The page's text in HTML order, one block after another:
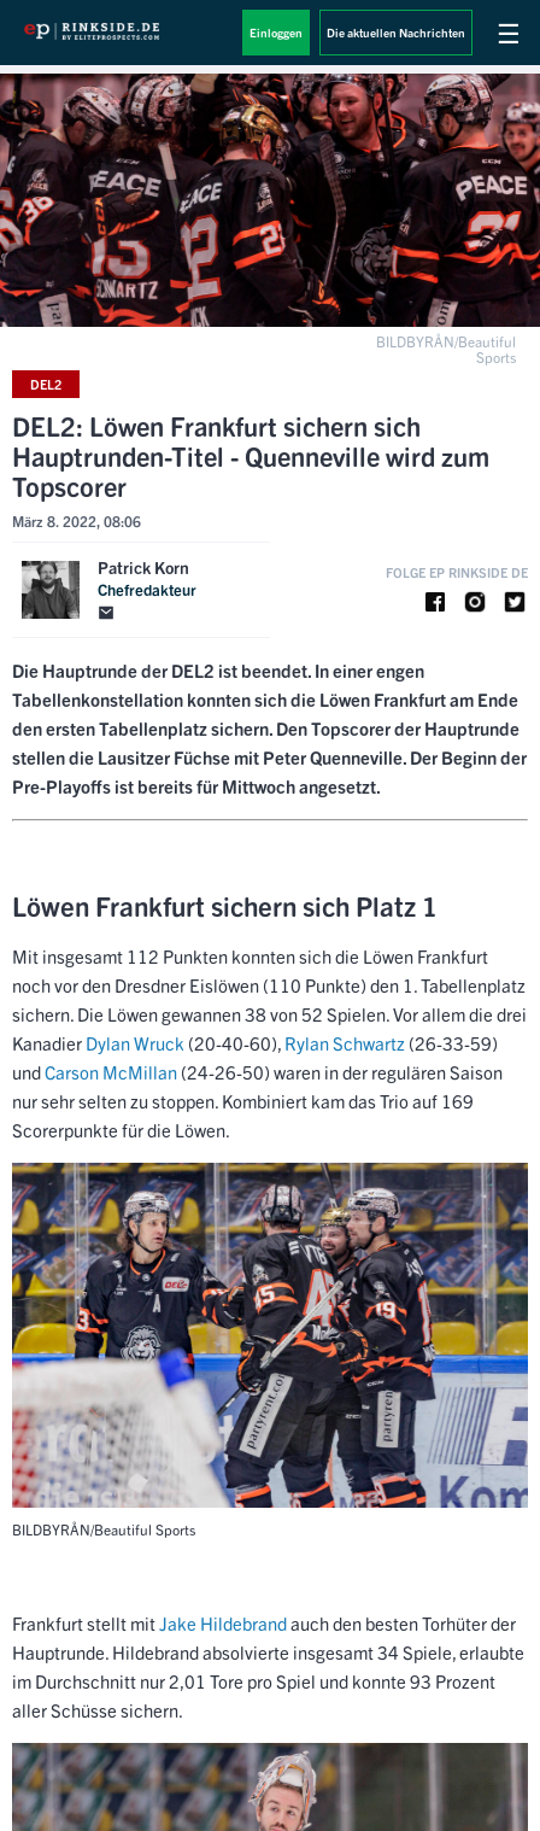
☰
Die aktuellen Nachrichten
Einloggen
BILDBYRÅN/Beautiful
Sports
DEL2
DEL2: Löwen Frankfurt sichern sich
Hauptrunden-Titel - Quenneville wird zum
Topscorer
März 8. 2022, 08:06
Patrick Korn
Chefredakteur
FOLGE EP RINKSIDE DE
Die Hauptrunde der DEL2 ist beendet. In einer engen
Tabellenkonstellation konnten sich die Löwen Frankfurt am Ende
den ersten Tabellenplatz sichern. Den Topscorer der Hauptrunde
stellen die Lausitzer Füchse mit Peter Quenneville. Der Beginn der
Pre-Playoffs ist bereits für Mittwoch angesetzt.
Löwen Frankfurt sichern sich Platz 1
Mit insgesamt 112 Punkten konnten sich die Löwen Frankfurt
noch vor den Dresdner Eislöwen (110 Punkte) den 1. Tabellenplatz
sichern. Die Löwen gewannen 38 von 52 Spielen. Vor allem die drei
Kanadier Dylan Wruck (20-40-60), Rylan Schwartz (26-33-59)
undCarson McMillan (24-26-50) waren in der regulären Saison
nur sehr selten zu stoppen. Kombiniert kam das Trio auf 169
Scorerpunkte für die Löwen.
BILDBYRÅN/Beautiful Sports
Frankfurt stellt mitJake Hildebrandauch den besten Torhüter der
Hauptrunde. Hildebrand absolvierte insgesamt 34 Spiele, erlaubte
im Durchschnitt nur 2,01 Tore pro Spiel und konnte 93 Prozent
aller Schüsse sichern.